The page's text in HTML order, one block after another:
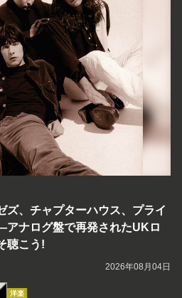
ズ、チャプターハウス、プライ
ナログ盤で再発されたUKロ
聴こう!
2026年08月04日
洋楽